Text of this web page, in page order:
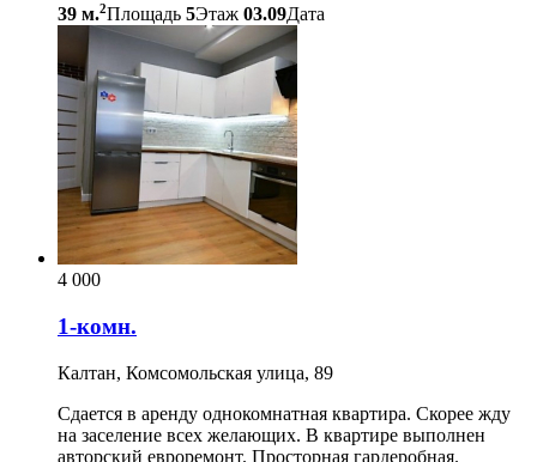
39 м.2Площадь 5Этаж 03.09Дата
4 000
1-комн.
Калтан, Комсомольская улица, 89
Сдается в аренду однокомнатная квартира. Скорее жду
на заселение всех желающих. В квартире выполнен
авторский евроремонт. Просторная гардеробная.